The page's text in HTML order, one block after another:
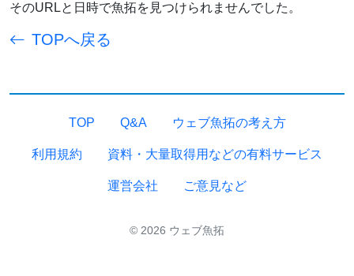
そのURLと日時で魚拓を見つけられませんでした。
TOPへ戻る
TOP Q&A ウェブ魚拓の考え方
利用規約 資料・大量取得用などの有料サービス
運営会社 ご意見など
© 2026 ウェブ魚拓